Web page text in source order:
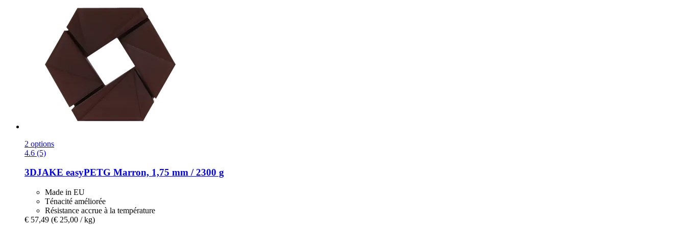
2 options
4.6 (5)
3DJAKE easyPETG Marron, 1,75 mm / 2300 g
Made in EU
Ténacité améliorée
Résistance accrue à la température
€ 57,49 (€ 25,00 / kg)